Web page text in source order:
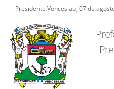
Presidente Venceslau, 07 de